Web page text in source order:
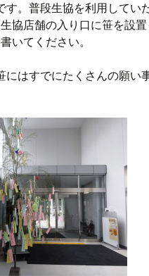
。普段生協を利用してい
協店舗の入り口に笹を設
いてください。
はすでにたくさんの願い